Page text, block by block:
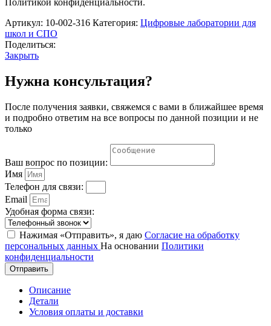
Артикул: 10-002-316 Категория: Цифровые лаборатории для
школ и СПО
Поделиться:
Закрыть
Нужна консультация?
После получения заявки, свяжемся с вами в ближайшее время
и подробно ответим на все вопросы по данной позиции и не
только
Ваш вопрос по позиции:
Имя
Телефон для связи:
Email
Удобная форма связи:
Нажимая «Отправить», я даю Согласие на обработку
персональных данных На основании Политики
конфиденциальности
Отправить
Описание
Детали
Условия оплаты и доставки